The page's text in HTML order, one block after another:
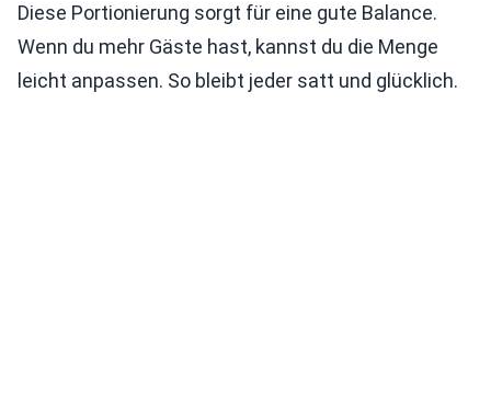
Diese Portionierung sorgt für eine gute Balance.
Wenn du mehr Gäste hast, kannst du die Menge
leicht anpassen. So bleibt jeder satt und glücklich.